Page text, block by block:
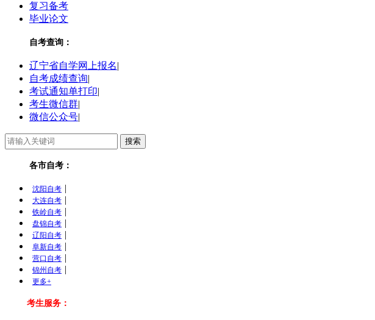
复习备考
毕业论文
自考查询：
辽宁省自学网上报名|
自考成绩查询|
考试通知单打印|
考生微信群|
微信公众号|
各市自考：
沈阳自考 |
大连自考 |
铁岭自考 |
盘锦自考 |
辽阳自考 |
阜新自考 |
营口自考 |
锦州自考 |
更多+
考生服务：